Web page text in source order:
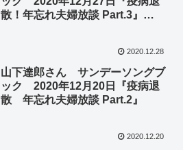
散！年忘れ夫婦放談 Part.3』
2020.12.28
山下達郎さん サンデーソングブ
ック 2020年12月20日『疫病退
散 年忘れ夫婦放談 Part.2』
2020.12.20